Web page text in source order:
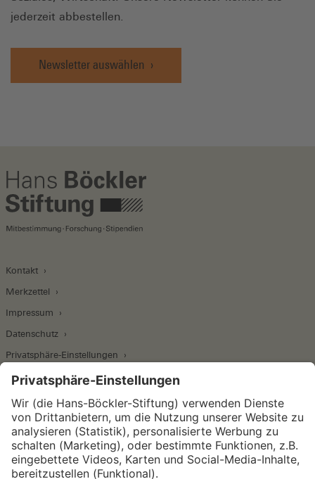
jederzeit abbestellen.
Newsletter auswählen
Kontakt
Merkzettel
Impressum
Datenschutz
Privatsphäre-Einstellungen
Wirtschafts- und Sozialwissenschaftliches Institut
Institut für Makroökonomie und